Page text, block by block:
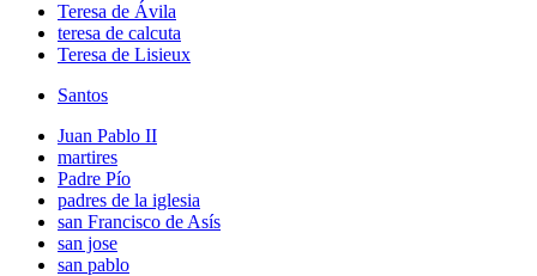
Teresa de Ávila
teresa de calcuta
Teresa de Lisieux
Santos
Juan Pablo II
martires
Padre Pío
padres de la iglesia
san Francisco de Asís
san jose
san pablo